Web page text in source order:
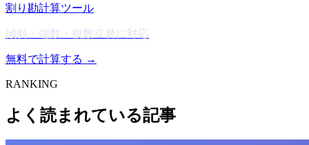
割り勘計算ツール
傾斜・端数・複数立替に対応
無料で計算する →
RANKING
よく読まれている記事